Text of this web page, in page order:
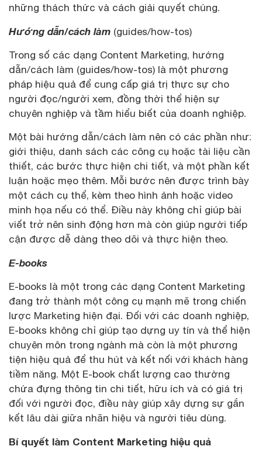
những thách thức và cách giải quyết chúng.
Hướng dẫn/cách làm (guides/how-tos)
Trong số các dạng Content Marketing, hướng
dẫn/cách làm (guides/how-tos) là một phương
pháp hiệu quả để cung cấp giá trị thực sự cho
người đọc/người xem, đồng thời thể hiện sự
chuyên nghiệp và tầm hiểu biết của doanh nghiệp.
Một bài hướng dẫn/cách làm nên có các phần như:
giới thiệu, danh sách các công cụ hoặc tài liệu cần
thiết, các bước thực hiện chi tiết, và một phần kết
luận hoặc mẹo thêm. Mỗi bước nên được trình bày
một cách cụ thể, kèm theo hình ảnh hoặc video
minh họa nếu có thể. Điều này không chỉ giúp bài
viết trở nên sinh động hơn mà còn giúp người tiếp
cận được dễ dàng theo dõi và thực hiện theo.
E-books
E-books là một trong các dạng Content Marketing
đang trở thành một công cụ mạnh mẽ trong chiến
lược Marketing hiện đại. Đối với các doanh nghiệp,
E-books không chỉ giúp tạo dựng uy tín và thể hiện
chuyên môn trong ngành mà còn là một phương
tiện hiệu quả để thu hút và kết nối với khách hàng
tiềm năng. Một E-book chất lượng cao thường
chứa đựng thông tin chi tiết, hữu ích và có giá trị
đối với người đọc, điều này giúp xây dựng sự gắn
kết lâu dài giữa nhãn hiệu và người tiêu dùng.
Bí quyết làm Content Marketing hiệu quả